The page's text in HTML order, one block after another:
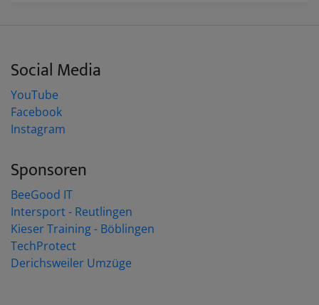
Social Media
YouTube
Facebook
Instagram
Sponsoren
BeeGood IT
Intersport - Reutlingen
Kieser Training - Böblingen
TechProtect
Derichsweiler Umzüge